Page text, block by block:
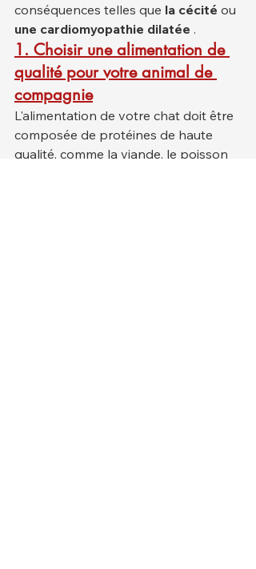
conséquences telles que la cécité ou
une cardiomyopathie dilatée .
1. Choisir une alimentation de
qualité pour votre animal de
compagnie
L'alimentation de votre chat doit être
composée de protéines de haute
qualité, comme la viande, le poisson